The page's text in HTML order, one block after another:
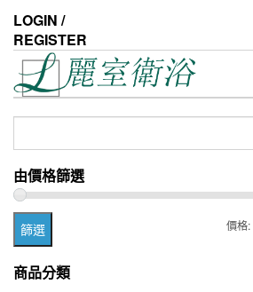
the
content
LOGIN /
REGISTER
鍵
字:
由價格篩選
篩選 價格:
商品分類